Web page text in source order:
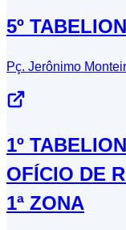
5º
Pç. Jerônimo
1º
OFÍCIO DE
1ª ZONA